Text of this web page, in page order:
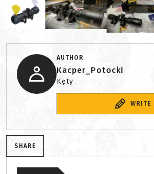
AUTHOR
Kacper_Potocki
Kęty
WRITE
SHARE